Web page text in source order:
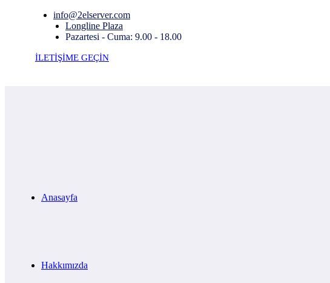
info@2elserver.com
Longline Plaza
Pazartesi - Cuma: 9.00 - 18.00
İLETİŞİME GEÇİN
Anasayfa
Hakkımızda